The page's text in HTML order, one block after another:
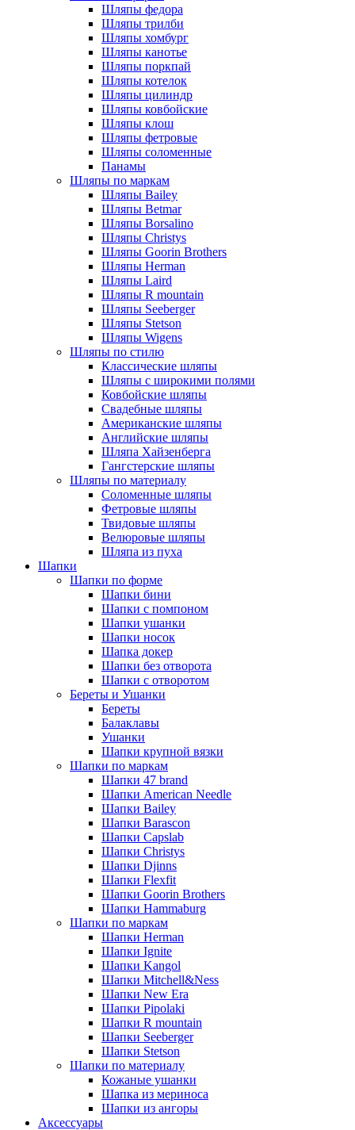
Шляпы федора
Шляпы трилби
Шляпы хомбург
Шляпы канотье
Шляпы поркпай
Шляпы котелок
Шляпы цилиндр
Шляпы ковбойские
Шляпы клош
Шляпы фетровые
Шляпы соломенные
Панамы
Шляпы по маркам
Шляпы Bailey
Шляпы Betmar
Шляпы Borsalino
Шляпы Christys
Шляпы Goorin Brothers
Шляпы Herman
Шляпы Laird
Шляпы R mountain
Шляпы Seeberger
Шляпы Stetson
Шляпы Wigens
Шляпы по стилю
Классические шляпы
Шляпы с широкими полями
Ковбойские шляпы
Свадебные шляпы
Американские шляпы
Английские шляпы
Шляпа Хайзенберга
Гангстерские шляпы
Шляпы по материалу
Соломенные шляпы
Фетровые шляпы
Твидовые шляпы
Велюровые шляпы
Шляпа из пуха
Шапки
Шапки по форме
Шапки бини
Шапки с помпоном
Шапки ушанки
Шапки носок
Шапка докер
Шапки без отворота
Шапки с отворотом
Береты и Ушанки
Береты
Балаклавы
Ушанки
Шапки крупной вязки
Шапки по маркам
Шапки 47 brand
Шапки American Needle
Шапки Bailey
Шапки Barascon
Шапки Capslab
Шапки Christys
Шапки Djinns
Шапки Flexfit
Шапки Goorin Brothers
Шапки Hammaburg
Шапки по маркам
Шапки Herman
Шапки Ignite
Шапки Kangol
Шапки Mitchell&Ness
Шапки New Era
Шапки Pipolaki
Шапки R mountain
Шапки Seeberger
Шапки Stetson
Шапки по материалу
Кожаные ушанки
Шапка из мериноса
Шапки из ангоры
Аксессуары